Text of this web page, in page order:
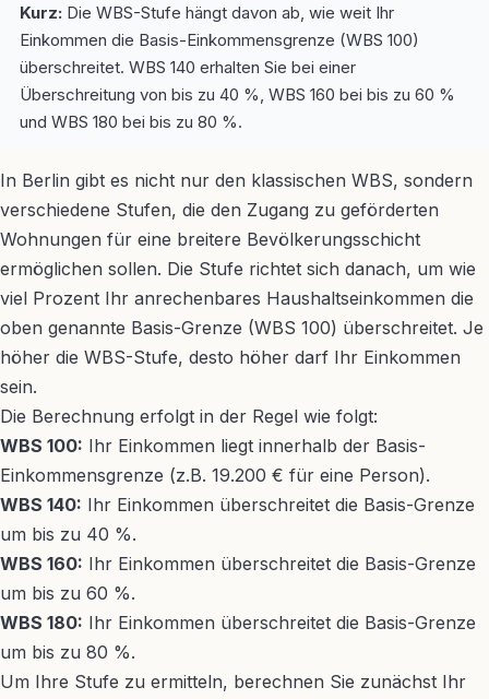
Kurz: Die WBS-Stufe hängt davon ab, wie weit Ihr
Einkommen die Basis-Einkommensgrenze (WBS 100)
überschreitet. WBS 140 erhalten Sie bei einer
Überschreitung von bis zu 40 %, WBS 160 bei bis zu 60 %
und WBS 180 bei bis zu 80 %.
In Berlin gibt es nicht nur den klassischen WBS, sondern
verschiedene Stufen, die den Zugang zu geförderten
Wohnungen für eine breitere Bevölkerungsschicht
ermöglichen sollen. Die Stufe richtet sich danach, um wie
viel Prozent Ihr anrechenbares Haushaltseinkommen die
oben genannte Basis-Grenze (WBS 100) überschreitet. Je
höher die WBS-Stufe, desto höher darf Ihr Einkommen
sein.
Die Berechnung erfolgt in der Regel wie folgt:
WBS 100: Ihr Einkommen liegt innerhalb der Basis-
Einkommensgrenze (z.B. 19.200 € für eine Person).
WBS 140: Ihr Einkommen überschreitet die Basis-Grenze
um bis zu 40 %.
WBS 160: Ihr Einkommen überschreitet die Basis-Grenze
um bis zu 60 %.
WBS 180: Ihr Einkommen überschreitet die Basis-Grenze
um bis zu 80 %.
Um Ihre Stufe zu ermitteln, berechnen Sie zunächst Ihr